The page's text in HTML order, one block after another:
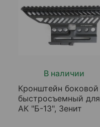
Кронштейн боковой
быстросъемный для
АК "Б-13", Зенит
В наличии